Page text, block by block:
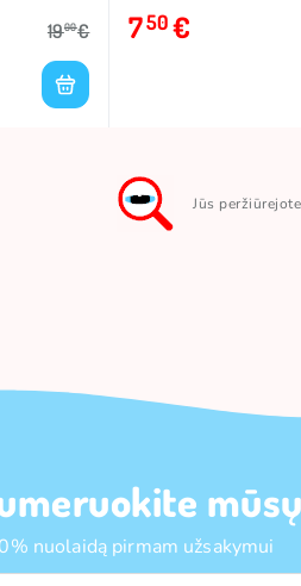
1900€ 750€
Jūs
nuolaidą pirmam užsakymui